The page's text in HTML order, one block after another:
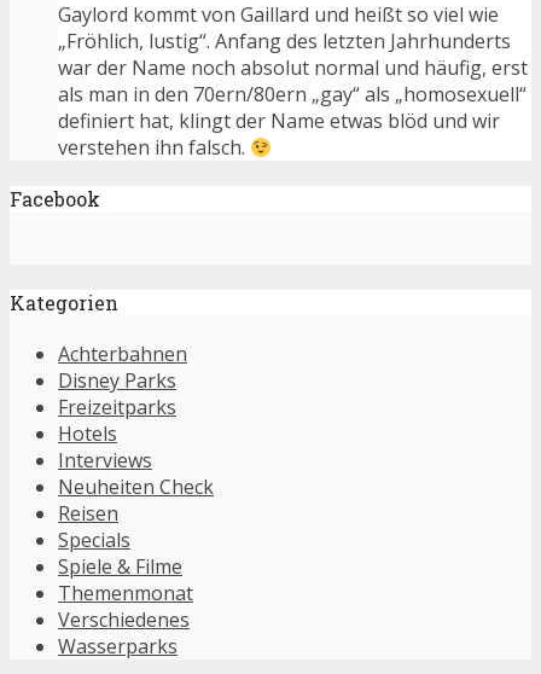
Gaylord kommt von Gaillard und heißt so viel wie
„Fröhlich, lustig“. Anfang des letzten Jahrhunderts
war der Name noch absolut normal und häufig, erst
als man in den 70ern/80ern „gay“ als „homosexuell“
definiert hat, klingt der Name etwas blöd und wir
verstehen ihn falsch.
Facebook
Kategorien
Achterbahnen
Disney Parks
Freizeitparks
Hotels
Interviews
Neuheiten Check
Reisen
Specials
Spiele & Filme
Themenmonat
Verschiedenes
Wasserparks